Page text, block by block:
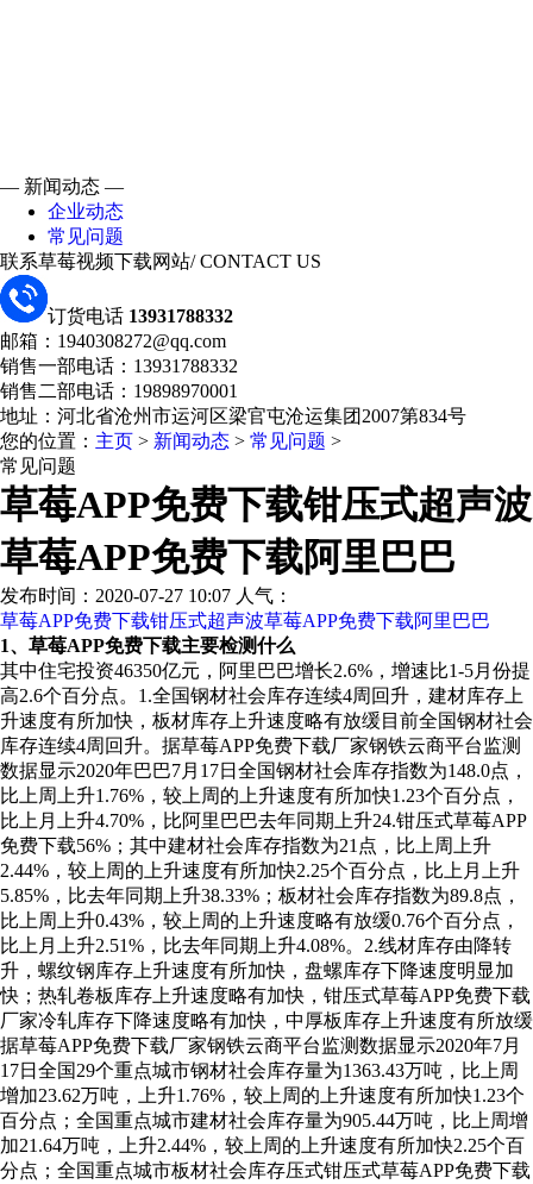
— 新闻动态 —
企业动态
常见问题
联系草莓视频下载网站/ CONTACT US
订货电话 13931788332
邮箱：1940308272@qq.com
销售一部电话：13931788332
销售二部电话：19898970001
地址：河北省沧州市运河区梁官屯沧运集团2007第834号
您的位置： 主页 > 新闻动态 > 常见问题 >
常见问题
草莓APP免费下载钳压式超声波
草莓APP免费下载阿里巴巴
发布时间：2020-07-27 10:07 人气：
草莓APP免费下载钳压式超声波草莓APP免费下载阿里巴巴
1、草莓APP免费下载主要检测什么
其中住宅投资46350亿元，阿里巴巴增长2.6%，增速比1-5月份提
高2.6个百分点。1.全国钢材社会库存连续4周回升，建材库存上
升速度有所加快，板材库存上升速度略有放缓目前全国钢材社会
库存连续4周回升。据草莓APP免费下载厂家钢铁云商平台监测
数据显示2020年巴巴7月17日全国钢材社会库存指数为148.0点，
比上周上升1.76%，较上周的上升速度有所加快1.23个百分点，
比上月上升4.70%，比阿里巴巴去年同期上升24.钳压式草莓APP
免费下载56%；其中建材社会库存指数为21点，比上周上升
2.44%，较上周的上升速度有所加快2.25个百分点，比上月上升
5.85%，比去年同期上升38.33%；板材社会库存指数为89.8点，
比上周上升0.43%，较上周的上升速度略有放缓0.76个百分点，
比上月上升2.51%，比去年同期上升4.08%。2.线材库存由降转
升，螺纹钢库存上升速度有所加快，盘螺库存下降速度明显加
快；热轧卷板库存上升速度略有加快，钳压式草莓APP免费下载
厂家冷轧库存下降速度略有加快，中厚板库存上升速度有所放缓
据草莓APP免费下载厂家钢铁云商平台监测数据显示2020年7月
17日全国29个重点城市钢材社会库存量为1363.43万吨，比上周
增加23.62万吨，上升1.76%，较上周的上升速度有所加快1.23个
百分点；全国重点城市建材社会库存量为905.44万吨，比上周增
加21.64万吨，上升2.44%，较上周的上升速度有所加快2.25个百
分点；全国重点城市板材社会库存压式钳压式草莓APP免费下载